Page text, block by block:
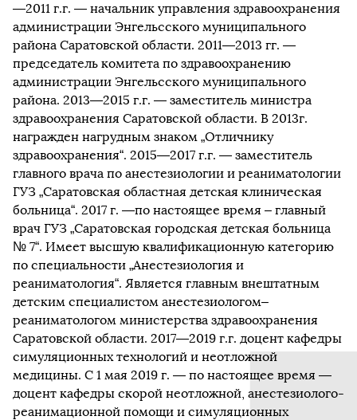
—2011 г.г. — начальник управления здравоохранения
администрации Энгельсского муниципального
района Саратовской области. 2011—2013 гг. —
председатель комитета по здравоохранению
администрации Энгельсского муниципального
района. 2013—2015 г.г. — заместитель министра
здравоохранения Саратовской области. В 2013г.
награжден нагрудным знаком „Отличнику
здравоохранения“. 2015—2017 г.г. — заместитель
главного врача по анестезиологии и реаниматологии
ГУЗ „Саратовская областная детская клиническая
больница“. 2017 г. —по настоящее время – главный
врач ГУЗ „Саратовская городская детская больница
№ 7“. Имеет высшую квалификационную категорию
по специальности „Анестезиология и
реаниматология“. Является главным внештатным
детским специалистом анестезиологом–
реаниматологом министерства здравоохранения
Саратовской области. 2017—2019 г.г. доцент кафедры
симуляционных технологий и неотложной
медицины. С 1 мая 2019 г. — по настоящее время —
доцент кафедры скорой неотложной, анестезиолого-
реанимационной помощи и симуляционных